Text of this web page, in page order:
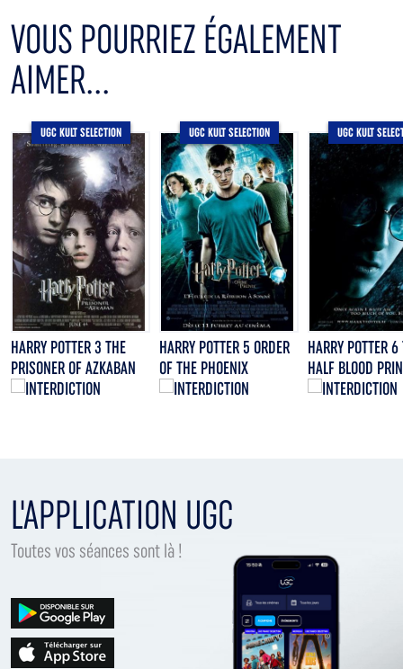
VOUS POURRIEZ ÉGALEMENT
AIMER...
UGC KULT SELECTION
HARRY POTTER 3 THE
PRISONER OF AZKABAN
UGC KULT SELECTION
HARRY POTTER 5 ORDER
OF THE PHOENIX
UGC KULT
HARRY POTTER
HALF BLOOD
L'APPLICATION UGC
Toutes vos séances sont là !